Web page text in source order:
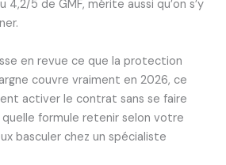
4,2/5 de GMF, mérite aussi qu’on s’y
en revue ce que la protection
couvre vraiment en 2026, ce
activer le contrat sans se faire
formule retenir selon votre
basculer chez un spécialiste